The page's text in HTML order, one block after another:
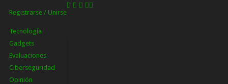
Registrarse / Unirse
Tecnología
Gadgets
Evaluaciones
Ciberseguridad
Opinión